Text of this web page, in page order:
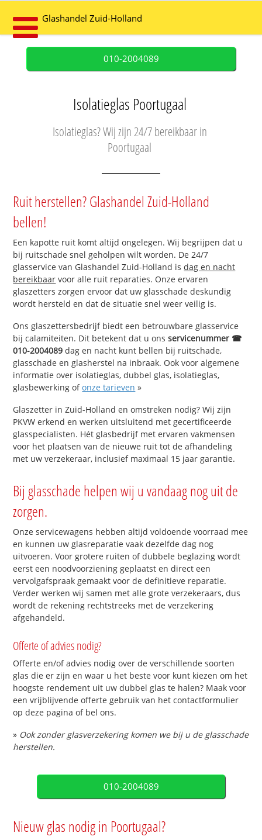
Glashandel Zuid-Holland
010-2004089
Isolatieglas Poortugaal
Isolatieglas? Wij zijn 24/7 bereikbaar in
Poortugaal
Ruit herstellen? Glashandel Zuid-Holland
bellen!
Een kapotte ruit komt altijd ongelegen. Wij begrijpen dat u
bij ruitschade snel geholpen wilt worden. De 24/7
glasservice van Glashandel Zuid-Holland isdag en nacht
bereikbaar voor alle ruit reparaties. Onze ervaren
glaszetters zorgen ervoor dat uw glasschade deskundig
wordt hersteld en dat de situatie snel weer veilig is.
Ons glaszettersbedrijf biedt een betrouwbare glasservice
bij calamiteiten. Dit betekent dat u onsservicenummer ☎
010-2004089 dag en nacht kunt bellen bij ruitschade,
glasschade en glasherstel na inbraak. Ook voor algemene
informatie over isolatieglas, dubbel glas, isolatieglas,
glasbewerking ofonze tarieven »
Glaszetter in Zuid-Holland en omstreken nodig? Wij zijn
PKVW erkend en werken uitsluitend met gecertificeerde
glasspecialisten. Hét glasbedrijf met ervaren vakmensen
voor het plaatsen van de nieuwe ruit tot de afhandeling
met uw verzekeraar, inclusief maximaal 15 jaar garantie.
Bij glasschade helpen wij u vandaag nog uit de
zorgen.
Onze servicewagens hebben altijd voldoende voorraad mee
en kunnen uw glasreparatie vaak dezelfde dag nog
uitvoeren. Voor grotere ruiten of dubbele beglazing wordt
eerst een noodvoorziening geplaatst en direct een
vervolgafspraak gemaakt voor de definitieve reparatie.
Verder werken wij samen met alle grote verzekeraars, dus
wordt de rekening rechtstreeks met de verzekering
afgehandeld.
Offerte of advies nodig?
Offerte en/of advies nodig over de verschillende soorten
glas die er zijn en waar u het beste voor kunt kiezen om het
hoogste rendement uit uw dubbel glas te halen? Maak voor
een vrijblijvende offerte gebruik van het contactformulier
op deze pagina of bel ons.
» Ook zonder glasverzekering komen we bij u de glasschade
herstellen.
010-2004089
Nieuw glas nodig in Poortugaal?